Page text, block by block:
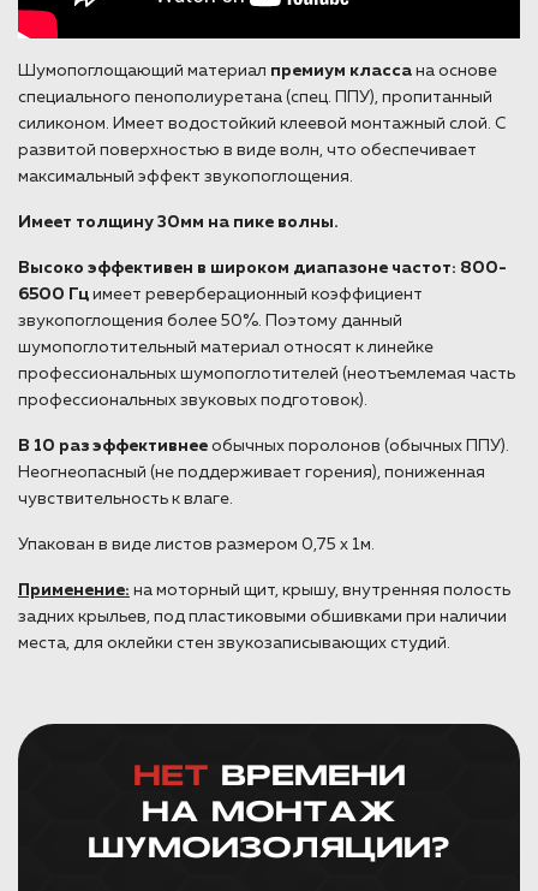
Шумопоглощающий материал премиум класса на основе
специального пенополиуретана (спец. ППУ), пропитанный
силиконом. Имеет водостойкий клеевой монтажный слой. С
развитой поверхностью в виде волн, что обеспечивает
максимальный эффект звукопоглощения.
Имеет толщину 30мм на пике волны.
Высоко эффективен в широком диапазоне частот: 800-
6500 Гц имеет реверберационный коэффициент
звукопоглощения более 50%. Поэтому данный
шумопоглотительный материал относят к линейке
профессиональных шумопоглотителей (неотъемлемая часть
профессиональных звуковых подготовок).
В 10 раз эффективнее обычных поролонов (обычных ППУ).
Неогнеопасный (не поддерживает горения), пониженная
чувствительность к влаге.
Упакован в виде листов размером 0,75 х 1м.
Применение: на моторный щит, крышу, внутренняя полость
задних крыльев, под пластиковыми обшивками при наличии
места, для оклейки стен звукозаписывающих студий.
НЕТ ВРЕМЕНИ
НА МОНТАЖ
ШУМОИЗОЛЯЦИИ?